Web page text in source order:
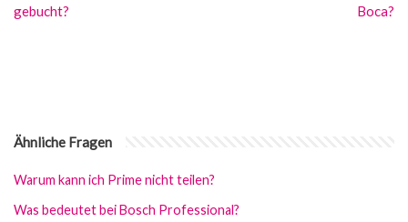
gebucht?
Boca?
Ähnliche Fragen
Warum kann ich Prime nicht teilen?
Was bedeutet bei Bosch Professional?